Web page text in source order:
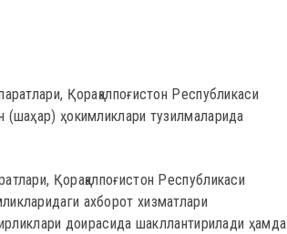
Қорақалпоғистон Республикаси
(шаҳар) ҳокимликлари тузилмаларида
Қорақалпоғистон Республикаси
ахборот хизматлари
доирасида шакллантирилади ҳамда